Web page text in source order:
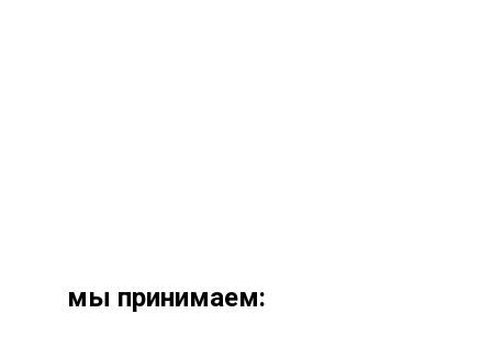
мы принимаем: